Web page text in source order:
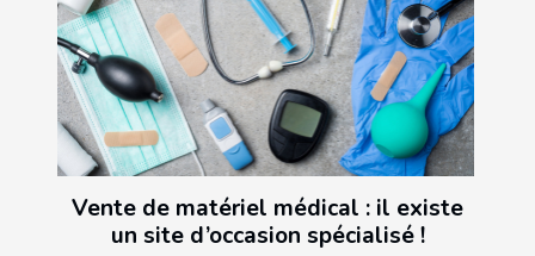
Vente de matériel médical : il existe
un site d’occasion spécialisé !